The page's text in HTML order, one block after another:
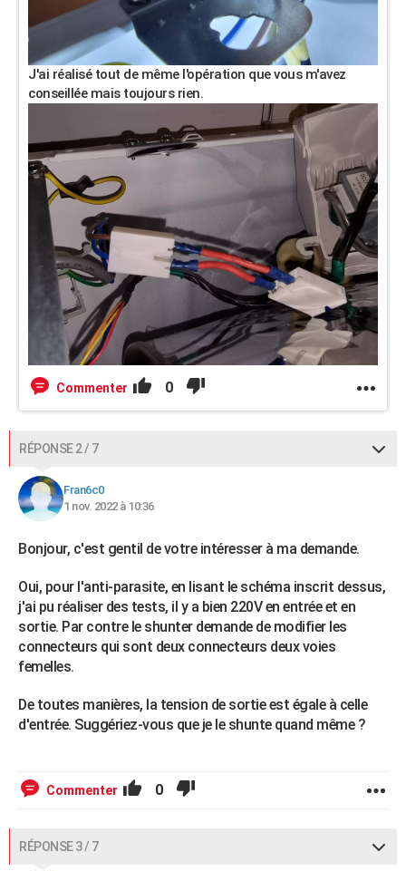
J'ai réalisé tout de même l'opération que vous m'avez
conseillée mais toujours rien.
Commenter 0
RÉPONSE 2 / 7
Fran6c0
1 nov. 2022 à 10:36
Bonjour, c'est gentil de votre intéresser à ma demande.
Oui, pour l'anti-parasite, en lisant le schéma inscrit dessus,
j'ai pu réaliser des tests, il y a bien 220V en entrée et en
sortie. Par contre le shunter demande de modifier les
connecteurs qui sont deux connecteurs deux voies
femelles.
De toutes manières, la tension de sortie est égale à celle
d'entrée. Suggériez-vous que je le shunte quand même ?
Commenter 0
RÉPONSE 3 / 7